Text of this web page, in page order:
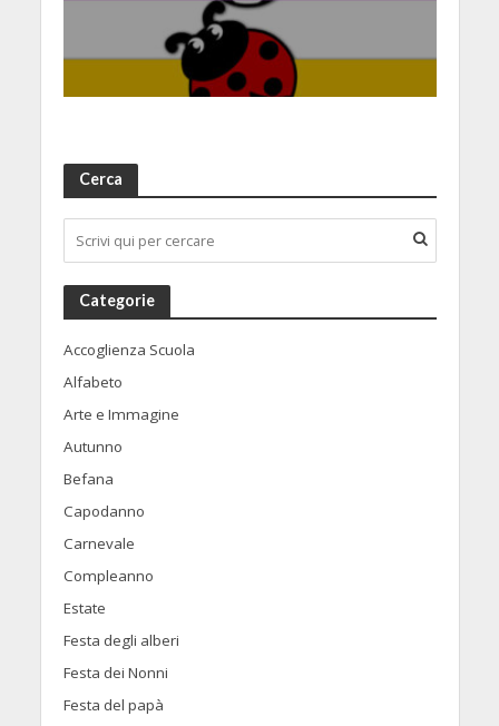
Cerca
Categorie
Accoglienza Scuola
Alfabeto
Arte e Immagine
Autunno
Befana
Capodanno
Carnevale
Compleanno
Estate
Festa degli alberi
Festa dei Nonni
Festa del papà